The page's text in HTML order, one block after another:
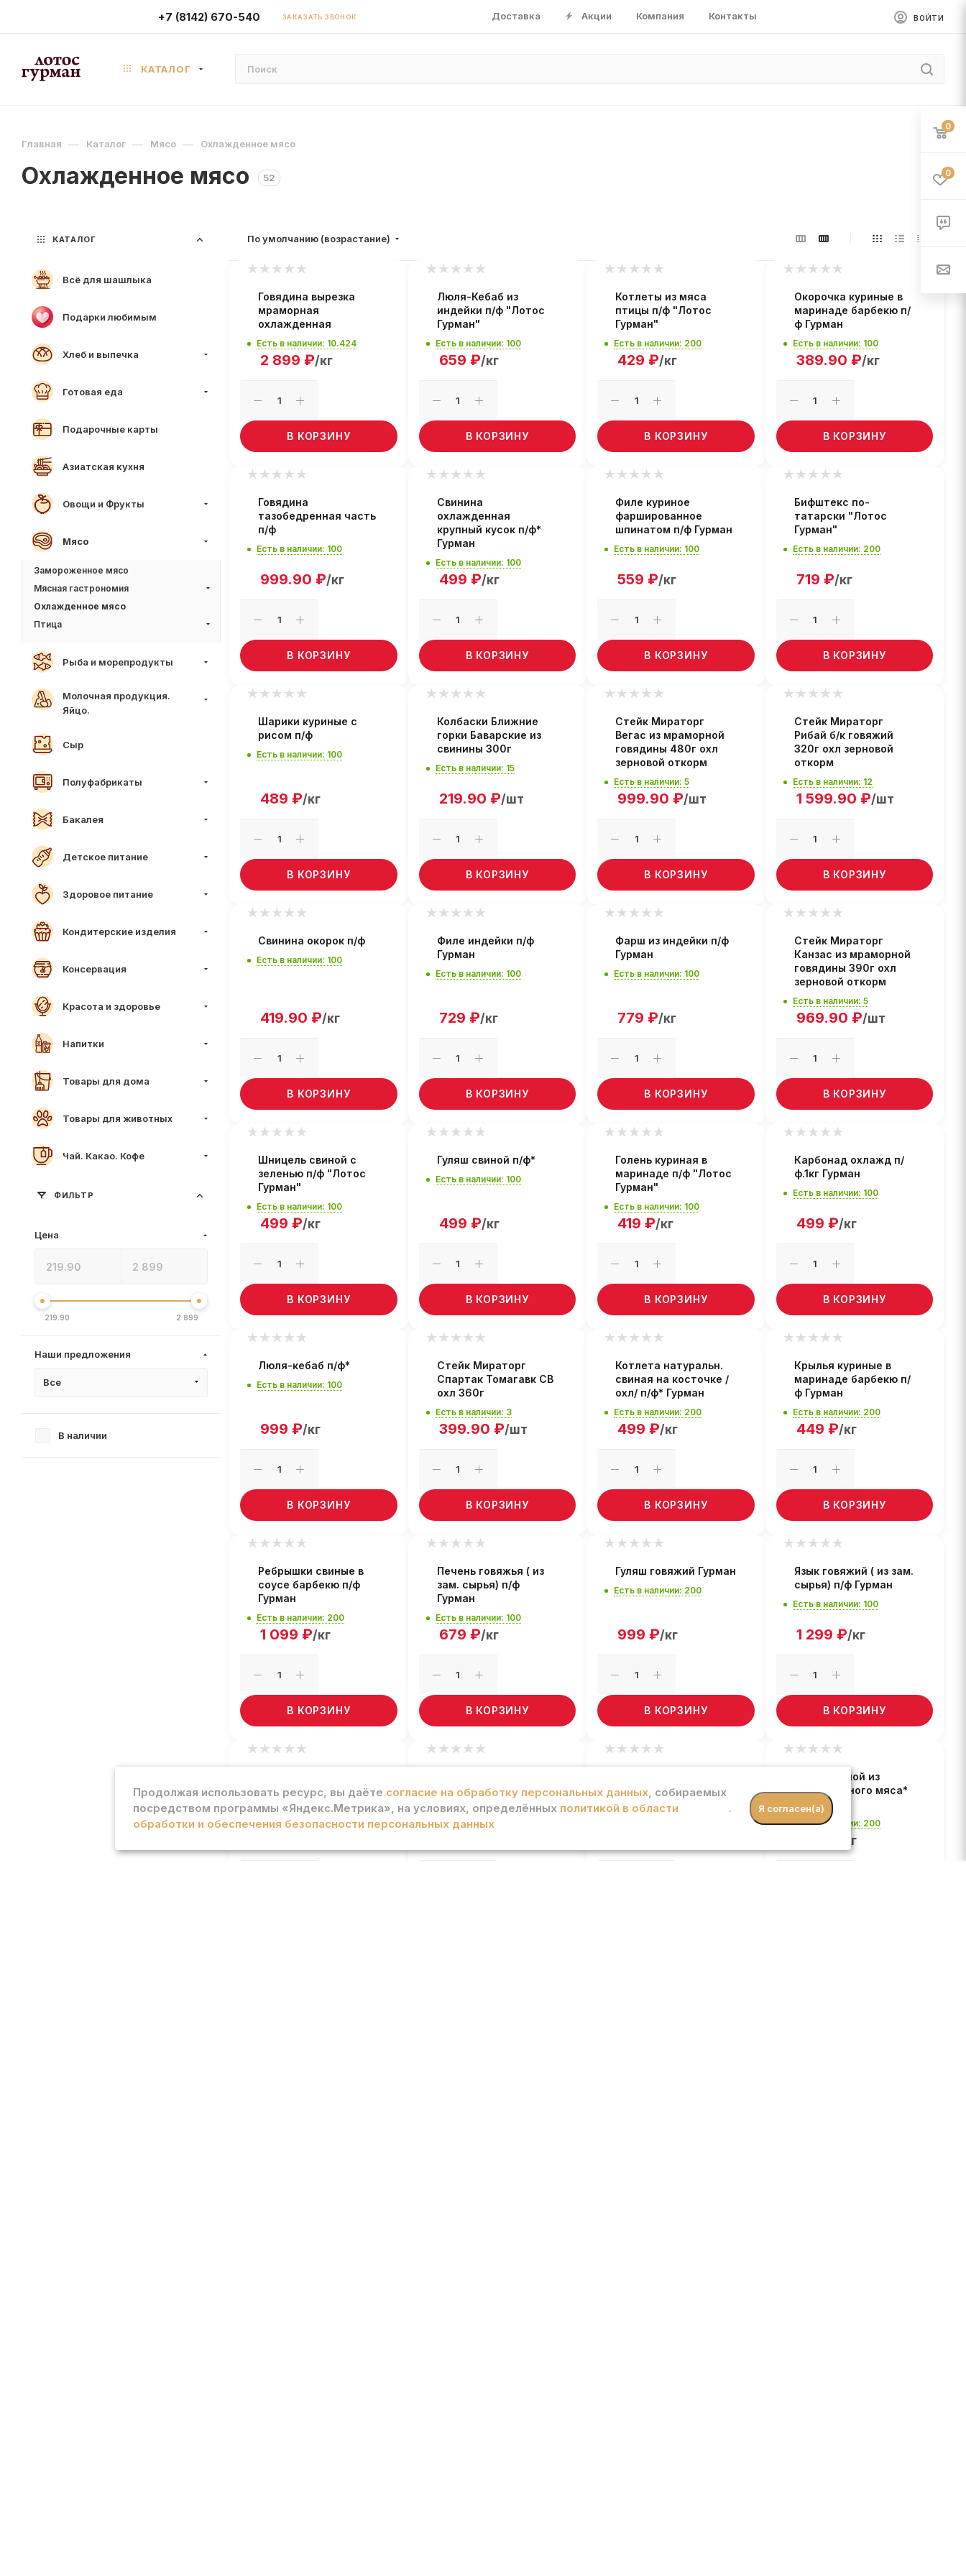
+7 (8142) 670-540 ЗАКАЗАТЬ ЗВОНОК Доставка Акции Компания Контакты ВОЙТИ
КАТАЛОГ
Главная — Каталог — Мясо — Охлажденное мясо
Охлажденное мясо 52
По умолчанию (возрастание)
Новинка
Говядина вырезка
мраморная
охлажденная
Есть в наличии: 10.424
2 899 ₽/кг
В КОРЗИНУ
Люля-Кебаб из
индейки п/ф "Лотос
Гурман"
Есть в наличии: 100
659 ₽/кг
В КОРЗИНУ
Котлеты из мяса
птицы п/ф "Лотос
Гурман"
Есть в наличии: 200
429 ₽/кг
В КОРЗИНУ
Окорочка куриные в
маринаде барбекю п/
ф Гурман
Есть в наличии: 100
389.90 ₽/кг
В КОРЗИНУ
Говядина
тазобедренная часть
п/ф
Есть в наличии: 100
999.90 ₽/кг
В КОРЗИНУ
Свинина
охлажденная
крупный кусок п/ф*
Гурман
Есть в наличии: 100
499 ₽/кг
В КОРЗИНУ
Филе куриное
фаршированное
шпинатом п/ф Гурман
Есть в наличии: 100
559 ₽/кг
В КОРЗИНУ
Бифштекс по-
татарски "Лотос
Гурман"
Есть в наличии: 200
719 ₽/кг
В КОРЗИНУ
Шарики куриные с
рисом п/ф
Есть в наличии: 100
489 ₽/кг
В КОРЗИНУ
Колбаски Ближние
горки Баварские из
свинины 300г
Есть в наличии: 15
219.90 ₽/шт
В КОРЗИНУ
Стейк Мираторг
Вегас из мраморной
говядины 480г охл
зерновой откорм
Есть в наличии: 5
999.90 ₽/шт
В КОРЗИНУ
Стейк Мираторг
Рибай б/к говяжий
320г охл зерновой
откорм
Есть в наличии: 12
1 599.90 ₽/шт
В КОРЗИНУ
Свинина окорок п/ф
Есть в наличии: 100
419.90 ₽/кг
В КОРЗИНУ
Филе индейки п/ф
Гурман
Есть в наличии: 100
729 ₽/кг
В КОРЗИНУ
Фарш из индейки п/ф
Гурман
Есть в наличии: 100
779 ₽/кг
В КОРЗИНУ
Стейк Мираторг
Канзас из мраморной
говядины 390г охл
зерновой откорм
Есть в наличии: 5
969.90 ₽/шт
В КОРЗИНУ
Шницель свиной с
зеленью п/ф "Лотос
Гурман"
Есть в наличии: 100
499 ₽/кг
В КОРЗИНУ
Гуляш свиной п/ф*
Есть в наличии: 100
499 ₽/кг
В КОРЗИНУ
Голень куриная в
маринаде п/ф "Лотос
Гурман"
Есть в наличии: 100
419 ₽/кг
В КОРЗИНУ
Карбонад охлажд п/
ф.1кг Гурман
Есть в наличии: 100
499 ₽/кг
В КОРЗИНУ
Люля-кебаб п/ф*
Есть в наличии: 100
999 ₽/кг
В КОРЗИНУ
Стейк Мираторг
Спартак Томагавк СВ
охл 360г
Есть в наличии: 3
399.90 ₽/шт
В КОРЗИНУ
Котлета натуральн.
свиная на косточке /
охл/ п/ф* Гурман
Есть в наличии: 200
499 ₽/кг
В КОРЗИНУ
Крылья куриные в
маринаде барбекю п/
ф Гурман
Есть в наличии: 200
449 ₽/кг
В КОРЗИНУ
Ребрышки свиные в
соусе барбекю п/ф
Гурман
Есть в наличии: 200
1 099 ₽/кг
В КОРЗИНУ
Печень говяжья ( из
зам. сырья) п/ф
Гурман
Есть в наличии: 100
679 ₽/кг
В КОРЗИНУ
Гуляш говяжий Гурман
Есть в наличии: 200
999 ₽/кг
В КОРЗИНУ
Язык говяжий ( из зам.
сырья) п/ф Гурман
Есть в наличии: 100
1 299 ₽/кг
В КОРЗИНУ
ф* Гурман
Есть в наличии: 200
Гурман
Есть в наличии: 200
Гурман
Есть в наличии: 200
Фарш свиной из
охлажденного мяса*
Гурман
Есть в наличии: 200
/кг
КАТАЛОГ
Всё для шашлыка
Подарки любимым
Хлеб и выпечка
Готовая еда
Подарочные карты
Азиатская кухня
Овощи и Фрукты
Мясо
Замороженное мясо
Мясная гастрономия
Охлажденное мясо
Птица
Рыба и морепродукты
Молочная продукция.
Яйцо.
Сыр
Полуфабрикаты
Бакалея
Детское питание
Здоровое питание
Кондитерские изделия
Консервация
Красота и здоровье
Напитки
Товары для дома
Товары для животных
Чай. Какао. Кофе
ФИЛЬТР
Цена
219.90 2 899
Наши предложения
Все
В наличии
Продолжая использовать ресурс, вы даёте согласие на обработку персональных данных, собираемых
посредством программы «Яндекс.Метрика», на условиях, определённых политикой в области
обработки и обеспечения безопасности персональных данных
. Я согласен(а)
0
0